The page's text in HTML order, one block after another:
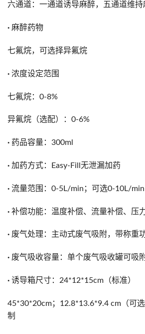
六通道：一通道诱导麻醉，五通道维持
· 麻醉药物
七氟烷，可选择异氟烷
· 浓度设定范围
七氟烷：0-8%
异氟烷（选配）：0-6%
· 药品容量：300ml
· 加药方式：Easy-Fill无泄漏加药
· 流量范围：0-5L/min；可选0-10L/min
· 补偿功能：温度补偿、流量补偿、压
· 废气处理：主动式废气吸附，带称重
· 废气吸收容量：单个废气吸收罐可吸
· 诱导箱尺寸：24*12*15cm（标准）
45*30*20cm；12.8*13.6*9.4 cm（可
制